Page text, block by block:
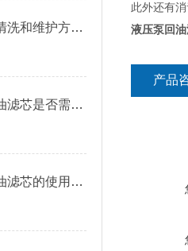
贺德克液压油滤芯的清洗和维护方法有哪些？
如何判断贺德克液压油滤芯是否需要更换？
如何延长贺德克液压油滤芯的使用寿命
此外还有
液压泵回
产品